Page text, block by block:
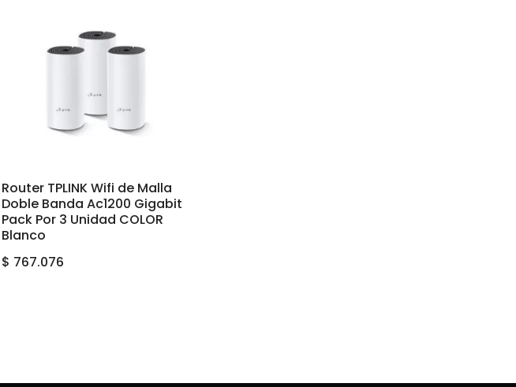
Router TPLINK Wifi de Malla
Doble Banda Ac1200 Gigabit
Pack Por 3 Unidad COLOR
Blanco
$ 767.076